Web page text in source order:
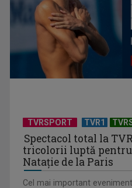
Bucătăria bulgărească:
simple și preparate ...
TVRSPORT TVR1
Spectacol total la
tricolorii luptă pentru
Natație de la Paris
Cel mai important